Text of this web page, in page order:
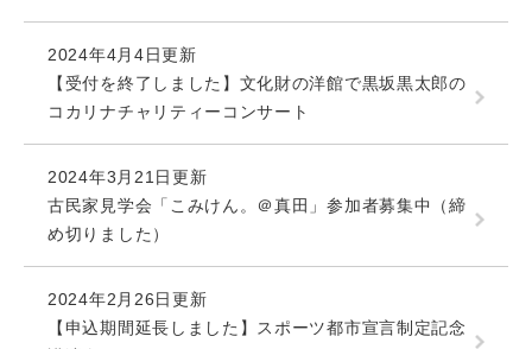
2024年4月4日更新
【受付を終了しました】文化財の洋館で黒坂黒太郎の
コカリナチャリティーコンサート
2024年3月21日更新
古民家見学会「こみけん。＠真田」参加者募集中（締
め切りました）
2024年2月26日更新
【申込期間延長しました】スポーツ都市宣言制定記念